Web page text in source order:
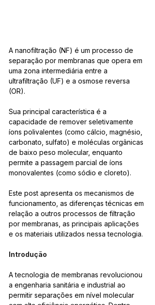
A nanofiltração (NF) é um processo de
separação por membranas que opera em
uma zona intermediária entre a
ultrafiltração (UF) e a osmose reversa
(OR).
Sua principal característica é a
capacidade de remover seletivamente
íons polivalentes (como cálcio, magnésio,
carbonato, sulfato) e moléculas orgânicas
de baixo peso molecular, enquanto
permite a passagem parcial de íons
monovalentes (como sódio e cloreto).
Este post apresenta os mecanismos de
funcionamento, as diferenças técnicas em
relação a outros processos de filtração
por membranas, as principais aplicações
e os materiais utilizados nessa tecnologia.
Introdução
A tecnologia de membranas revolucionou
a engenharia sanitária e industrial ao
permitir separações em nível molecular